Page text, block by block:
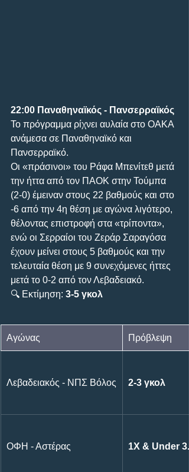
22:00 Παναθηναϊκός - Πανσερραϊκός
Το πρόγραμμα ρίχνει αυλαία στο ΟΑΚΑ
ανάμεσα σε Παναθηναϊκό και
Πανσερραϊκό.
Οι «πράσινοι» του Ράφα Μπενίτεθ μετά
την ήττα από τον ΠΑΟΚ στην Τούμπα
(2-0) έμειναν στους 22 βαθμούς και στο
-6 από την 4η θέση με αγώνα λιγότερο,
θέλοντας επιστροφή στα «τρίποντα»,
ενώ οι Σερραίοι του Ζεράρ Σαραγόσα
έχουν μείνει στους 5 βαθμούς και την
τελευταία θέση με 9 συνεχόμενες ήττες
μετά το 0-2 από τον Λεβαδειακό.
🔍 Εκτίμηση: 3-5 γκολ
Αγώνας Πρόβλεψη
Λεβαδειακός - ΝΠΣ Βόλος 2-3 γκολ
ΟΦΗ - Αστέρας 1X & Under